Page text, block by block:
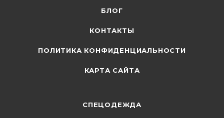
БЛОГ
КОНТАКТЫ
ПОЛИТИКА КОНФИДЕНЦИАЛЬНОСТИ
КАРТА САЙТА
СПЕЦОДЕЖДА